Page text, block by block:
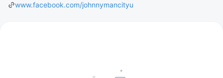
www.facebook.com/johnnymancityu